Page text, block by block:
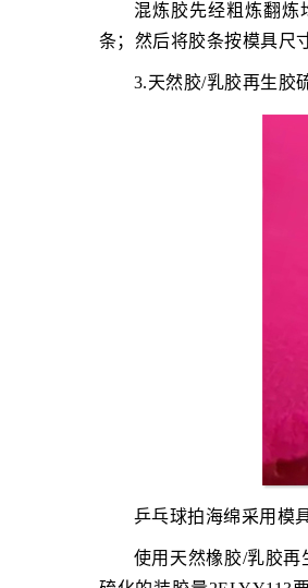
混炼胶先经粗炼翻
条；然后将胶条按模具尺
3.天然胶/乳胶再生胶
乒乓球拍海绵采用模
使用天然橡胶/乳胶